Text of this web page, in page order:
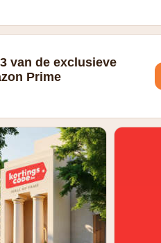
van de exclusieve
Prime